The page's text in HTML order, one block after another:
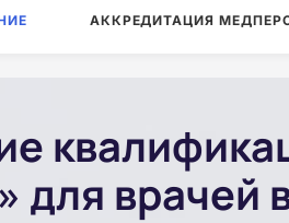
АККРЕДИТАЦИЯ
врачей